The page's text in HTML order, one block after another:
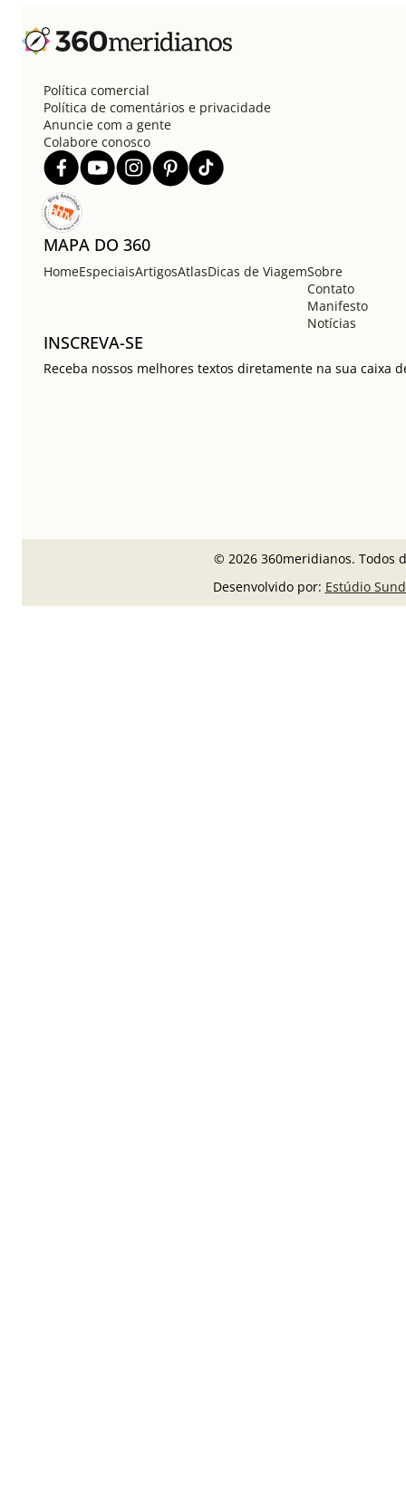
Política comercial
Política de comentários e privacidade
Anuncie com a gente
Colabore conosco
MAPA DO 360
HomeEspeciaisArtigosAtlasDicas de ViagemSobre
Contato
Manifesto
Notícias
INSCREVA-SE
Receba nossos melhores textos diretamente na sua caixa
© 2026 360meridianos. Todos
Desenvolvido por: Estúdio